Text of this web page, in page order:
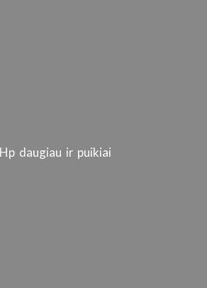
daugiau ir puikiai